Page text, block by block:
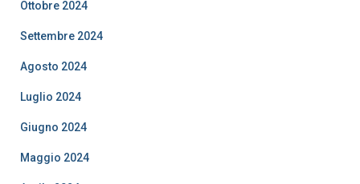
Ottobre 2024
Settembre 2024
Agosto 2024
Luglio 2024
Giugno 2024
Maggio 2024